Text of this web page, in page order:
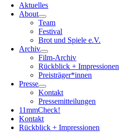
Aktuelles
About
Team
Festival
Brot und Spiele e.V.
Archiv
Film-Archiv
Rückblick + Impressionen
Preisträger*innen
Presse
Kontakt
Pressemitteilungen
11mmCheck!
Kontakt
Rückblick + Impressionen